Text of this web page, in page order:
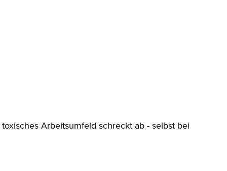
Arbeitsumfeld schreckt ab - selbst bei